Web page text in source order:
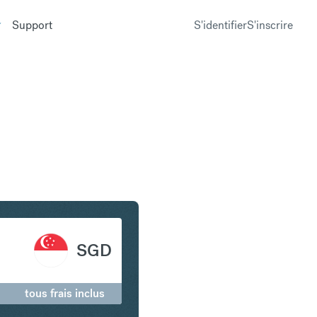
Support S'identifierS'inscrire
SGD
tous frais inclus